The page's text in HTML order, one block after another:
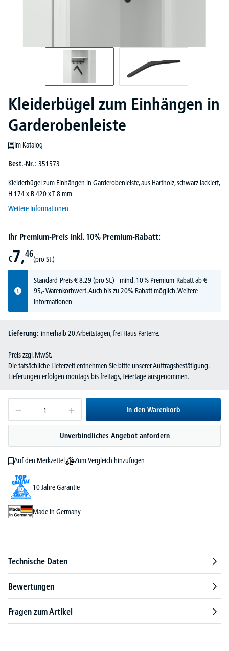
Kleiderbügel zum Einhängen in
Garderobenleiste
Im Katalog
Best.-Nr.: 351573
Kleiderbügel zum Einhängen in Garderobenleiste, aus Hartholz, schwarz lackiert,
H 174 x B 420 x T 8 mm
Weitere Informationen
Ihr Premium-Preis inkl. 10% Premium-Rabatt:
€7,46
(pro St.)
Standard-Preis€8,29(pro St.) - mind. 10% Premium-Rabatt ab €
95,- Warenkorbwert. Auch bis zu 20% Rabatt möglich.Weitere
Informationen
Lieferung: innerhalb 20 Arbeitstagen, frei Haus Parterre.
Preis zzgl. MwSt.
Die tatsächliche Lieferzeit entnehmen Sie bitte unserer Auftragsbestätigung.
Lieferungen erfolgen montags bis freitags, Feiertage ausgenommen.
In den Warenkorb
Unverbindliches Angebot anfordern
Auf den Merkzettel Zum Vergleich hinzufügen
10 Jahre Garantie
Made in Germany
Technische Daten
Bewertungen
Fragen zum Artikel